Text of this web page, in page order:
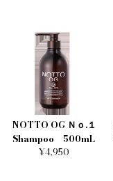
NOTTO OG Ｎｏ.１
Shampoo 500mL
¥4,950